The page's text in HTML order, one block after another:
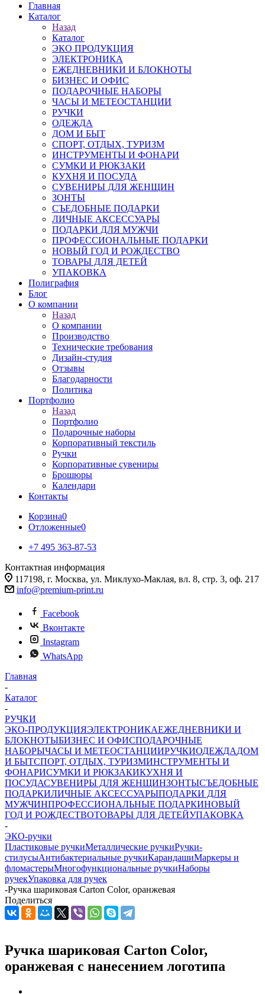
Главная
Каталог
Назад
Каталог
ЭКО ПРОДУКЦИЯ
ЭЛЕКТРОНИКА
ЕЖЕДНЕВНИКИ И БЛОКНОТЫ
БИЗНЕС И ОФИС
ПОДАРОЧНЫЕ НАБОРЫ
ЧАСЫ И МЕТЕОСТАНЦИИ
РУЧКИ
ОДЕЖДА
ДОМ И БЫТ
СПОРТ, ОТДЫХ, ТУРИЗМ
ИНСТРУМЕНТЫ И ФОНАРИ
СУМКИ И РЮКЗАКИ
КУХНЯ И ПОСУДА
СУВЕНИРЫ ДЛЯ ЖЕНЩИН
ЗОНТЫ
СЪЕДОБНЫЕ ПОДАРКИ
ЛИЧНЫЕ АКСЕССУАРЫ
ПОДАРКИ ДЛЯ МУЖЧИ
ПРОФЕССИОНАЛЬНЫЕ ПОДАРКИ
НОВЫЙ ГОД И РОЖДЕСТВО
ТОВАРЫ ДЛЯ ДЕТЕЙ
УПАКОВКА
Полиграфия
Блог
О компании
Назад
О компании
Производство
Технические требования
Дизайн-студия
Отзывы
Благодарности
Политика
Портфолио
Назад
Портфолио
Подарочные наборы
Корпоративный текстиль
Ручки
Корпоративные сувениры
Брошюры
Календари
Контакты
Корзина0
Отложенные0
+7 495 363-87-53
Контактная информация
117198, г. Москва, ул. Миклухо-Маклая, вл. 8, стр. 3, оф. 217
info@premium-print.ru
Facebook
Вконтакте
Instagram
WhatsApp
Главная
-
Каталог
-
РУЧКИ
ЭКО-ПРОДУКЦИЯЭЛЕКТРОНИКАЕЖЕДНЕВНИКИ И
БЛОКНОТЫБИЗНЕС И ОФИСПОДАРОЧНЫЕ
НАБОРЫЧАСЫ И МЕТЕОСТАНЦИИРУЧКИОДЕЖДАДОМ
И БЫТСПОРТ, ОТДЫХ, ТУРИЗМИНСТРУМЕНТЫ И
ФОНАРИСУМКИ И РЮКЗАКИКУХНЯ И
ПОСУДАСУВЕНИРЫ ДЛЯ ЖЕНЩИНЗОНТЫСЪЕДОБНЫЕ
ПОДАРКИЛИЧНЫЕ АКСЕССУАРЫПОДАРКИ ДЛЯ
МУЖЧИНПРОФЕССИОНАЛЬНЫЕ ПОДАРКИНОВЫЙ
ГОД И РОЖДЕСТВОТОВАРЫ ДЛЯ ДЕТЕЙУПАКОВКА
-
ЭКО-ручки
Пластиковые ручкиМеталлические ручкиРучки-
стилусыАнтибактериальные ручкиКарандашиМаркеры и
фломастерыМногофункциональные ручкиНаборы
ручекУпаковка для ручек
-Ручка шариковая Carton Color, оранжевая
Поделиться
Ручка шариковая Carton Color,
оранжевая с нанесением логотипа